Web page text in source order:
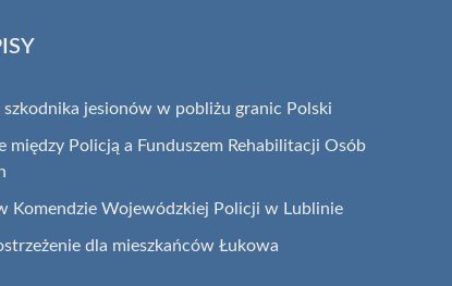
jesionów w pobliżu granic Polski
między Policją a Funduszem Rehabilitacji Osób
Komendzie Wojewódzkiej Policji w Lublinie
dla mieszkańców Łukowa